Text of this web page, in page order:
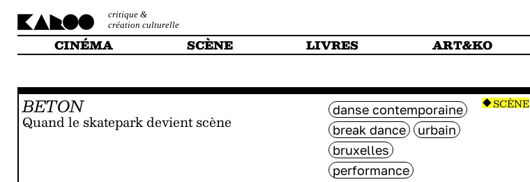
critique &
création culturelle
CINÉMA SCÈNE LIVRES ART&KO
BETON
Quand le skatepark devient scène
danse contemporaine
break dance
urbain
bruxelles
performance
SCÈNE